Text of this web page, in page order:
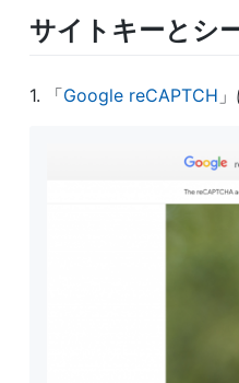
サイトキーとシ
1. 「Google reCAPTCH